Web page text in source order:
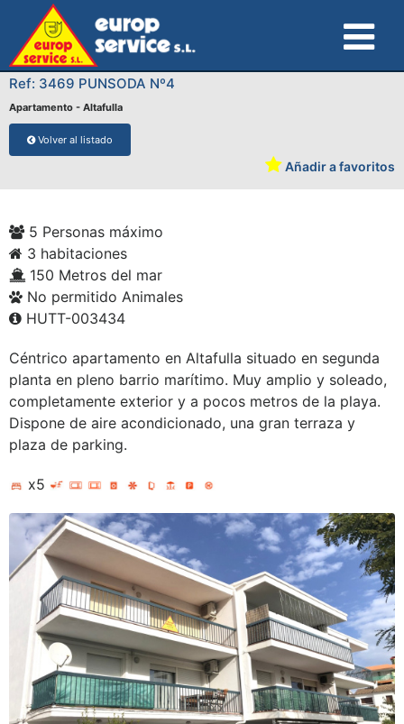
Ref: 3469 PUNSODA Nº4
Apartamento - Altafulla
Volver al listado
Añadir a favoritos
5 Personas máximo
3 habitaciones
150 Metros del mar
No permitido Animales
HUTT-003434
Céntrico apartamento en Altafulla situado en segunda
planta en pleno barrio marítimo. Muy amplio y soleado,
completamente exterior y a pocos metros de la playa.
Dispone de aire acondicionado, una gran terraza y
plaza de parking.
x5